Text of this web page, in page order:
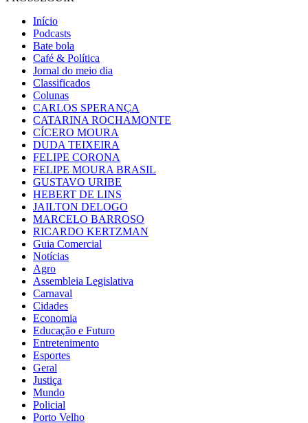
Início
Podcasts
Bate bola
Café & Política
Jornal do meio dia
Classificados
Colunas
CARLOS SPERANÇA
CATARINA ROCHAMONTE
CÍCERO MOURA
DUDA TEIXEIRA
FELIPE CORONA
FELIPE MOURA BRASIL
GUSTAVO URIBE
HEBERT DE LINS
JAILTON DELOGO
MARCELO BARROSO
RICARDO KERTZMAN
Guia Comercial
Notícias
Agro
Assembleia Legislativa
Carnaval
Cidades
Economia
Educação e Futuro
Entretenimento
Esportes
Geral
Justiça
Mundo
Policial
Porto Velho